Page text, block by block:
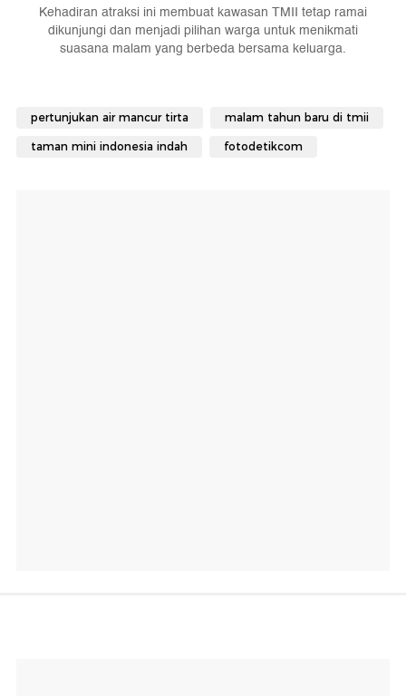
Kehadiran atraksi ini membuat kawasan TMII tetap ramai
dikunjungi dan menjadi pilihan warga untuk menikmati
suasana malam yang berbeda bersama keluarga.
pertunjukan air mancur tirta malam tahun baru di tmii
taman mini indonesia indah fotodetikcom